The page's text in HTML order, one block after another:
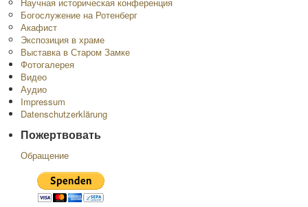
Богослужение на Ротенберг
Акафист
Экспозиция в храме
Выставка в Старом Замке
Фотогалерея
Видео
Аудио
Impressum
Datenschutzerklärung
Пожертвовать
Обращение